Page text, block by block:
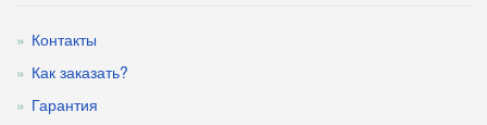
Контакты
Как заказать?
Гарантия